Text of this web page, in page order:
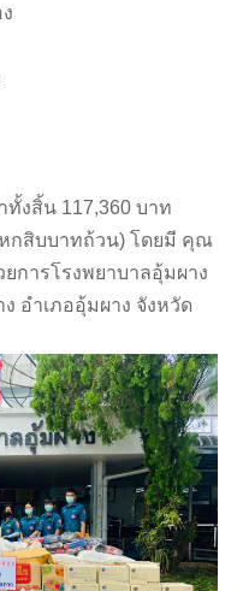
งสิ้น 117,360 บาท
กสิบบาทถ้วน) โดยมี คุณ
การโรงพยาบาลอุ้มผาง
อำเภออุ้มผาง จังหวัด